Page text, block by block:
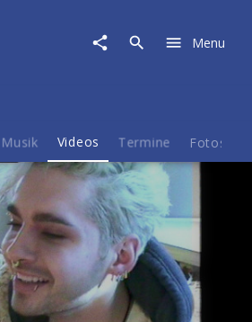
Menu
Musik Videos Termine Fotos
Play